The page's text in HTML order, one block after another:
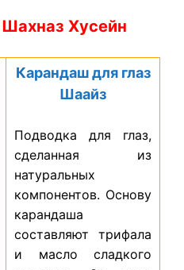
Хусейн
Карандаш для глаз
Шаайз
Подводка для глаз,
сделанная из
натуральных
компонентов. Основу
карандаша
составляют трифала
и масло сладкого